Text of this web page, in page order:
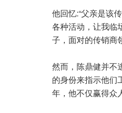
他回忆:“父亲是该
各种活动，让我临
子，面对的传销商
然而，陈鼎健并不
的身份来指示他们
年，他不仅赢得众